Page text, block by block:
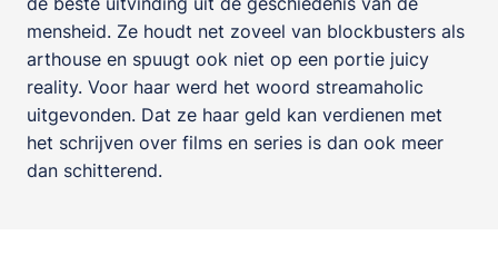
mensheid. Ze houdt net zoveel van blockbusters als
arthouse en spuugt ook niet op een portie juicy
reality. Voor haar werd het woord streamaholic
uitgevonden. Dat ze haar geld kan verdienen met
het schrijven over films en series is dan ook meer
dan schitterend.